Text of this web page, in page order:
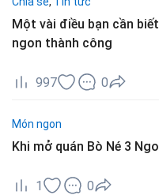
Một vài điều bạn cần
ngon thành công
997 0
Món ngon
Khi mở quán Bò Né 3
1 0